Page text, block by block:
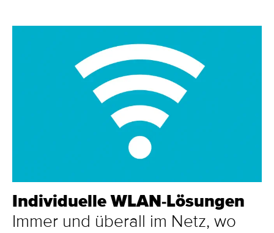
Individuelle WLAN-Lösung­en
Immer und überall im Netz, wo